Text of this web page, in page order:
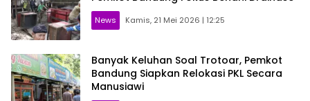
News Kamis, 21 Mei 2026 | 12:25
Banyak Keluhan Soal Trotoar, Pemkot
Bandung Siapkan Relokasi PKL Secara
Manusiawi